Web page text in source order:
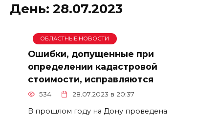
День: 28.07.2023
ОБЛАСТНЫЕ НОВОСТИ
Ошибки, допущенные при
определении кадастровой
стоимости, исправляются
534 28.07.2023 в 20:37
В прошлом году на Дону проведена